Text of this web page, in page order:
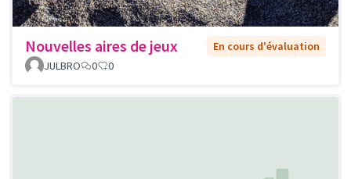
Nouvelles aires de jeux
En cours d'évaluation
JULBRO
0 0